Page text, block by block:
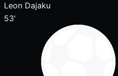
Leon Dajaku
53'